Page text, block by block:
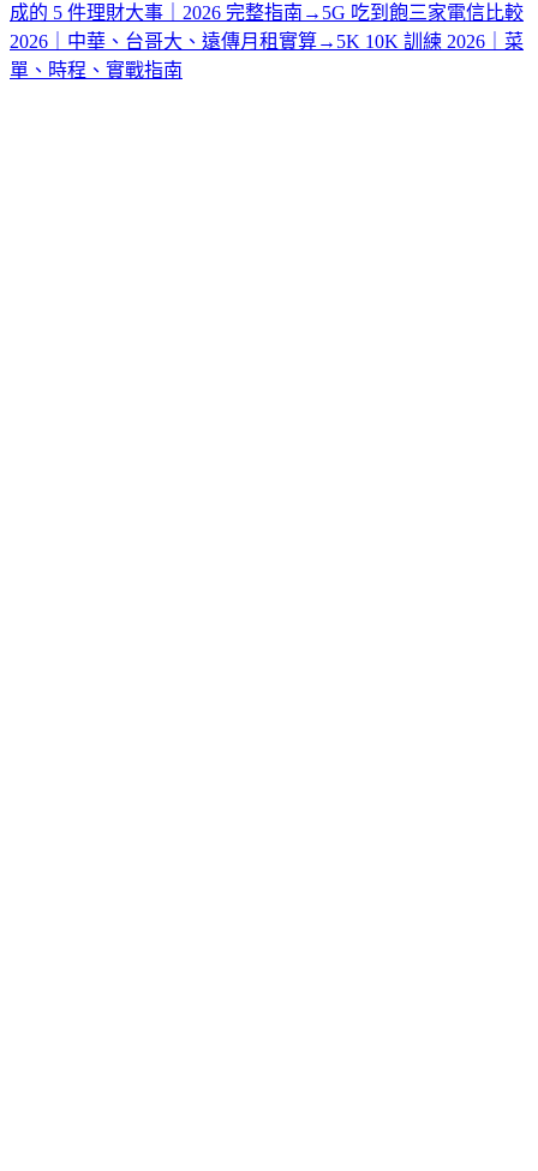
成的 5 件理財大事｜2026 完整指南 → 5G 吃到飽三家電信比較
2026｜中華、台哥大、遠傳月租實算→ 5K 10K 訓練 2026｜菜
單、時程、實戰指南